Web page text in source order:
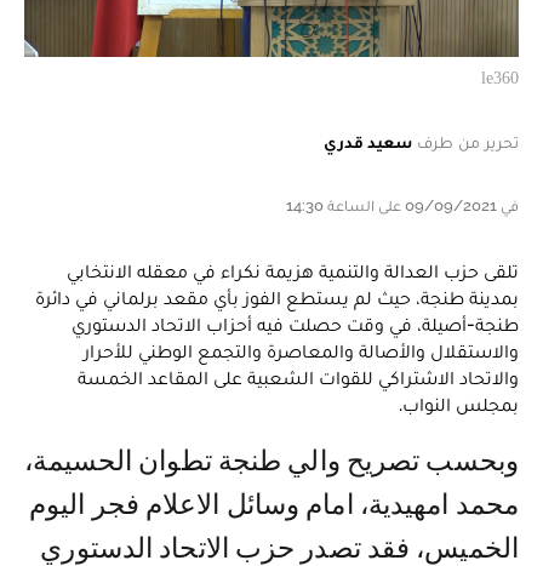
le360
تحرير من طرف سعيد قدري
في 09/09/2021 على الساعة 14:30
تلقى حزب العدالة والتنمية هزيمة نكراء في معقله الانتخابي
بمدينة طنجة، حيث لم يستطع الفوز بأي مقعد برلماني في دائرة
طنجة-أصيلة، في وقت حصلت فيه أحزاب الاتحاد الدستوري
والاستقلال والأصالة والمعاصرة والتجمع الوطني للأحرار
والاتحاد الاشتراكي للقوات الشعبية على المقاعد الخمسة
بمجلس النواب.
وبحسب تصريح والي طنجة تطوان الحسيمة،
محمد امهيدية، امام وسائل الاعلام فجر اليوم
الخميس، فقد تصدر حزب الاتحاد الدستوري